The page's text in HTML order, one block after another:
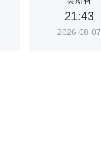
21:43
2026-08-07